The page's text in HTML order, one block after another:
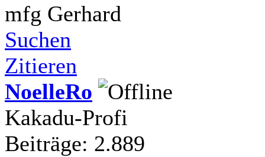
mfg Gerhard
Suchen
Zitieren
NoelleRo
Kakadu-Profi
Beiträge: 2.889